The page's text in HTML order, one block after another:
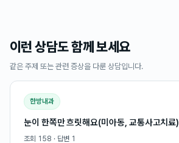
이런 상담도 함께 보세요
같은 주제 또는 관련 증상을 다룬 상담입니다.
한방내과
눈이 한쪽만 흐릿해요(미아동, 교통사고치료)
조회 158 · 답변 1